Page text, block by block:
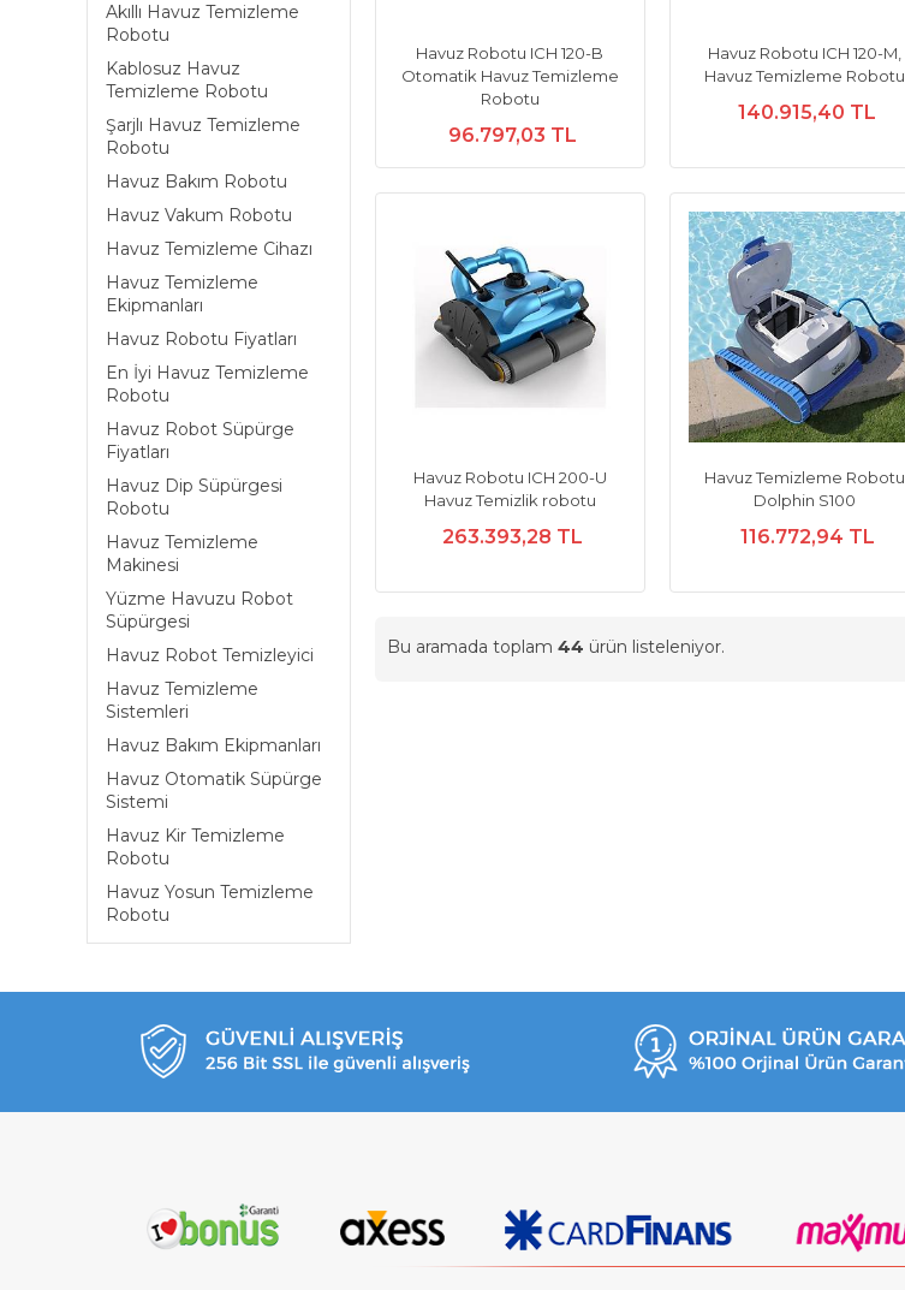
Akıllı Havuz Temizleme
Robotu
Kablosuz Havuz
Temizleme Robotu
Şarjlı Havuz Temizleme
Robotu
Havuz Bakım Robotu
Havuz Vakum Robotu
Havuz Temizleme Cihazı
Havuz Temizleme
Ekipmanları
Havuz Robotu Fiyatları
En İyi Havuz Temizleme
Robotu
Havuz Robot Süpürge
Fiyatları
Havuz Dip Süpürgesi
Robotu
Havuz Temizleme
Makinesi
Yüzme Havuzu Robot
Süpürgesi
Havuz Robot Temizleyici
Havuz Temizleme
Sistemleri
Havuz Bakım Ekipmanları
Havuz Otomatik Süpürge
Sistemi
Havuz Kir Temizleme
Robotu
Havuz Yosun Temizleme
Robotu
Havuz Robotu ICH 120-B
Otomatik Havuz Temizleme
Robotu
96.797,03 TL
Havuz Robotu ICH 120-M,
Havuz Temizleme Robotu
140.915,40 TL
Havuz Robotu ICH 200-U
Havuz Temizlik robotu
263.393,28 TL
Havuz Temizleme Robotu
Dolphin S100
116.772,94 TL
Bu aramada toplam 44 ürün listeleniyor.